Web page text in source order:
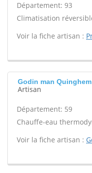
Département: 93
Climatisation
Voir la fiche artisan :
Godin man
Artisan
Département: 59
Chauffe-eau
Voir la fiche artisan :